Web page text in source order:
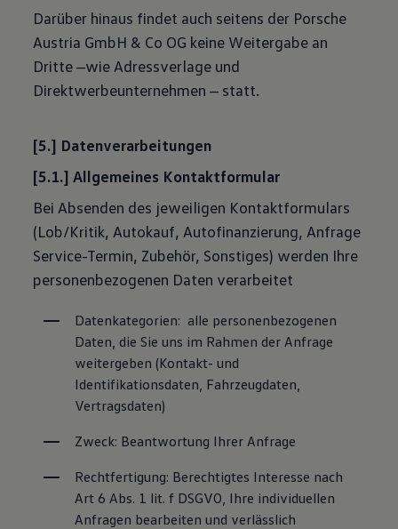
Darüber hinaus findet auch seitens der Porsche
Austria GmbH & Co OG keine Weitergabe an
Dritte ‒wie Adressverlage und
Direktwerbeunternehmen ‒ statt.
[5.] Datenverarbeitungen
[5.1.] Allgemeines Kontaktformular
Bei Absenden des jeweiligen Kontaktformulars
(Lob/Kritik, Autokauf, Autofinanzierung, Anfrage
Service-Termin, Zubehör, Sonstiges) werden Ihre
personenbezogenen Daten verarbeitet
Datenkategorien:  alle personenbezogenen
Daten, die Sie uns im Rahmen der Anfrage
weitergeben (Kontakt- und
Identifikationsdaten, Fahrzeugdaten,
Vertragsdaten)
Zweck: Beantwortung Ihrer Anfrage
Rechtfertigung: Berechtigtes Interesse nach
Art 6 Abs. 1 lit. f DSGVO, Ihre individuellen
Anfragen bearbeiten und verlässlich